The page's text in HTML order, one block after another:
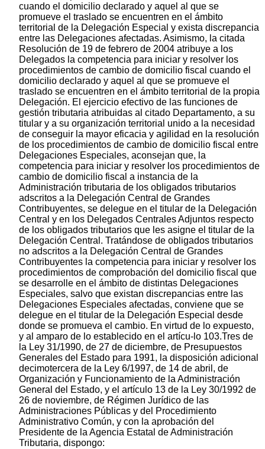
cuando el domicilio declarado y aquel al que se
promueve el traslado se encuentren en el ámbito
territorial de la Delegación Especial y exista discrepancia
entre las Delegaciones afectadas. Asimismo, la citada
Resolución de 19 de febrero de 2004 atribuye a los
Delegados la competencia para iniciar y resolver los
procedimientos de cambio de domicilio fiscal cuando el
domicilio declarado y aquel al que se promueve el
traslado se encuentren en el ámbito territorial de la propia
Delegación. El ejercicio efectivo de las funciones de
gestión tributaria atribuidas al citado Departamento, a su
titular y a su organización territorial unido a la necesidad
de conseguir la mayor eficacia y agilidad en la resolución
de los procedimientos de cambio de domicilio fiscal entre
Delegaciones Especiales, aconsejan que, la
competencia para iniciar y resolver los procedimientos de
cambio de domicilio fiscal a instancia de la
Administración tributaria de los obligados tributarios
adscritos a la Delegación Central de Grandes
Contribuyentes, se delegue en el titular de la Delegación
Central y en los Delegados Centrales Adjuntos respecto
de los obligados tributarios que les asigne el titular de la
Delegación Central. Tratándose de obligados tributarios
no adscritos a la Delegación Central de Grandes
Contribuyentes la competencia para iniciar y resolver los
procedimientos de comprobación del domicilio fiscal que
se desarrolle en el ámbito de distintas Delegaciones
Especiales, salvo que existan discrepancias entre las
Delegaciones Especiales afectadas, conviene que se
delegue en el titular de la Delegación Especial desde
donde se promueva el cambio. En virtud de lo expuesto,
y al amparo de lo establecido en el artícu-lo 103.Tres de
la Ley 31/1990, de 27 de diciembre, de Presupuestos
Generales del Estado para 1991, la disposición adicional
decimotercera de la Ley 6/1997, de 14 de abril, de
Organización y Funcionamiento de la Administración
General del Estado, y el artículo 13 de la Ley 30/1992 de
26 de noviembre, de Régimen Jurídico de las
Administraciones Públicas y del Procedimiento
Administrativo Común, y con la aprobación del
Presidente de la Agencia Estatal de Administración
Tributaria, dispongo: